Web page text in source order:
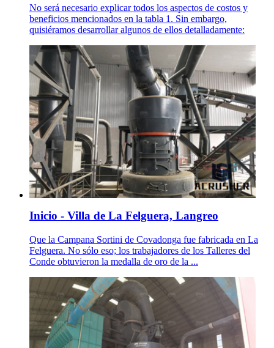
No será necesario explicar todos los aspectos de costos y
beneficios mencionados en la tabla 1. Sin embargo,
quisiéramos desarrollar algunos de ellos detalladamente:
Inicio - Villa de La Felguera, Langreo
Que la Campana Sortini de Covadonga fue fabricada en La
Felguera. No sólo eso; los trabajadores de los Talleres del
Conde obtuvieron la medalla de oro de la ...